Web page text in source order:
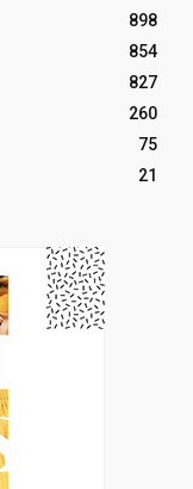
898
854
827
260
75
21